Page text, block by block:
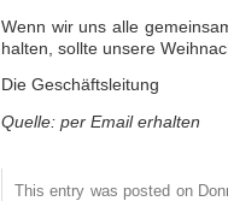
Wenn wir uns alle
halten, sollte unsere
Die Geschäftsleitung
Quelle: per Email erhalten
This entry was posted on